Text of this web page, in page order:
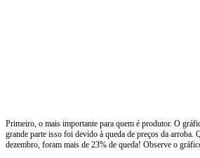
Primeiro, o mais importante para quem é produtor. O
grande parte isso foi devido à queda de preços da
dezembro, foram mais de 23% de queda! Observe o